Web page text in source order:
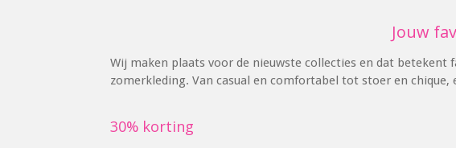
Jouw
Wij maken plaats voor de nieuwste collecties en dat
zomerkleding. Van casual en comfortabel tot stoer en chique,
30% korting